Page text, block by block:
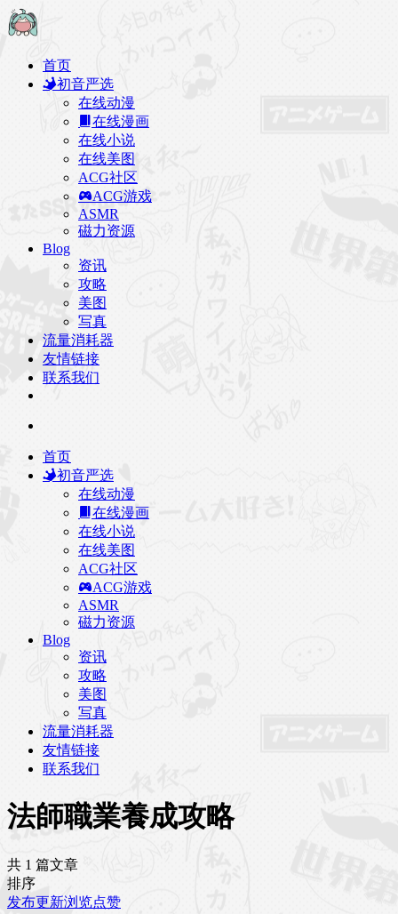
首页
初音严选
在线动漫
在线漫画
在线小说
在线美图
ACG社区
ACG游戏
ASMR
磁力资源
Blog
资讯
攻略
美图
写真
流量消耗器
友情链接
联系我们
首页
初音严选
在线动漫
在线漫画
在线小说
在线美图
ACG社区
ACG游戏
ASMR
磁力资源
Blog
资讯
攻略
美图
写真
流量消耗器
友情链接
联系我们
法師職業養成攻略
共 1 篇文章
排序
发布更新浏览点赞